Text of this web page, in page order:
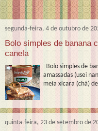
segunda-feira, 4 de outubro de
Bolo simples de banana
canela
Bolo simples de
amassadas (usei
meia xícara (chá)
quinta-feira, 23 de setembro de